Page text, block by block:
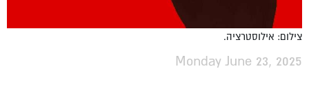
צילום: אילוסטרציה.
Monday June 23, 2025